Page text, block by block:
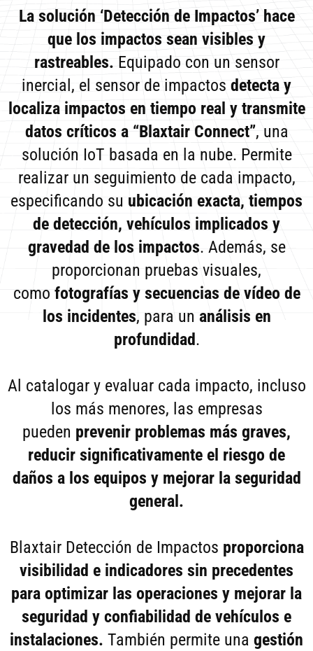
La solución ‘Detección de Impactos’ hace
que los impactos sean visibles y
rastreables. Equipado con un sensor
inercial, el sensor de impactos detecta y
localiza impactos en tiempo real y transmite
datos críticos a “Blaxtair Connect”, una
solución IoT basada en la nube. Permite
realizar un seguimiento de cada impacto,
especificando su ubicación exacta, tiempos
de detección, vehículos implicados y
gravedad de los impactos. Además, se
proporcionan pruebas visuales,
como fotografías y secuencias de vídeo de
los incidentes, para un análisis en
profundidad.
Al catalogar y evaluar cada impacto, incluso
los más menores, las empresas
pueden prevenir problemas más graves,
reducir significativamente el riesgo de
daños a los equipos y mejorar la seguridad
general.
Blaxtair Detección de Impactos proporciona
visibilidad e indicadores sin precedentes
para optimizar las operaciones y mejorar la
seguridad y confiabilidad de vehículos e
instalaciones. También permite una gestión